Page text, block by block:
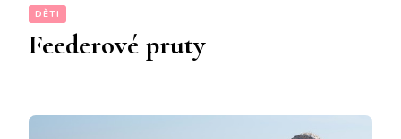
DĚTI
Feederové pruty